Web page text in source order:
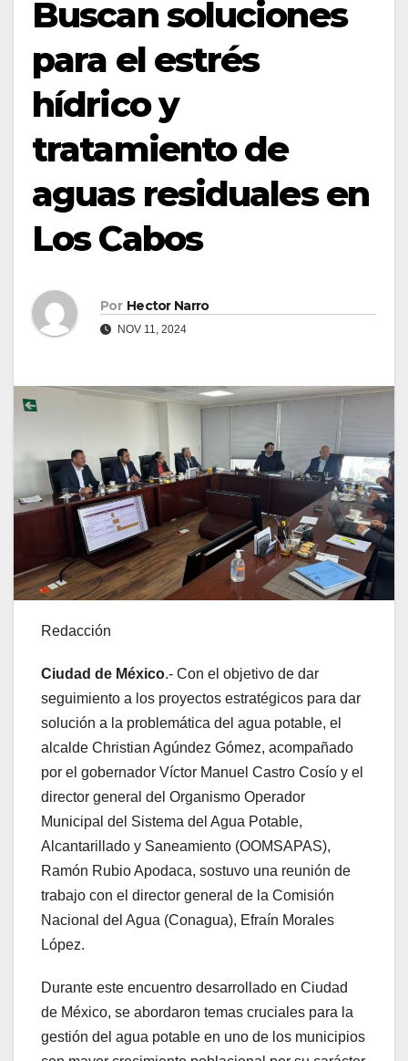
Buscan soluciones
para el estrés
hídrico y
tratamiento de
aguas residuales en
Los Cabos
Por Hector Narro
NOV 11, 2024
Redacción
Ciudad de México.- Con el objetivo de dar
seguimiento a los proyectos estratégicos para dar
solución a la problemática del agua potable, el
alcalde Christian Agúndez Gómez, acompañado
por el gobernador Víctor Manuel Castro Cosío y el
director general del Organismo Operador
Municipal del Sistema del Agua Potable,
Alcantarillado y Saneamiento (OOMSAPAS),
Ramón Rubio Apodaca, sostuvo una reunión de
trabajo con el director general de la Comisión
Nacional del Agua (Conagua), Efraín Morales
López.
Durante este encuentro desarrollado en Ciudad
de México, se abordaron temas cruciales para la
gestión del agua potable en uno de los municipios